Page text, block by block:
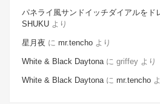
パネライ風サンドイッチダイアルをド
SHUKU より
星月夜 に mr.tencho より
White & Black Daytonaに griffey より
White & Black Daytonaに mr.tencho